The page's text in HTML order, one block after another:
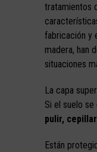
tratamientos
fabricación y
madera, han
situaciones
La capa
Si el suelo
pulir,
Están